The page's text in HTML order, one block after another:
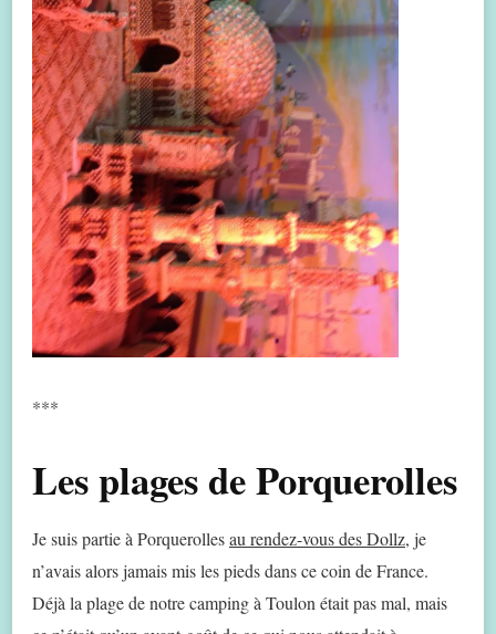
***
Les plages de Porquerolles
Je suis partie à Porquerollesau rendez-vous des Dollz, je
n’avais alors jamais mis les pieds dans ce coin de France.
Déjà la plage de notre camping à Toulon était pas mal, mais